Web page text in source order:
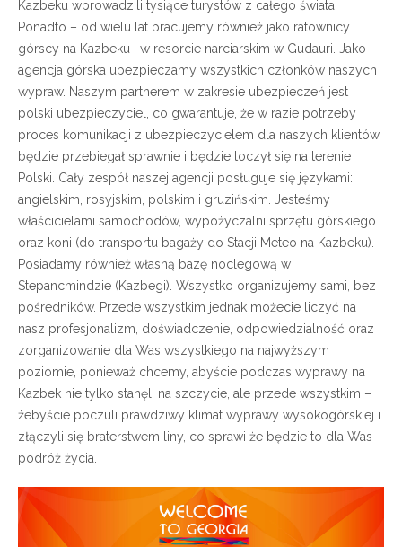
Kazbeku wprowadzili tysiące turystów z całego świata.
Ponadto – od wielu lat pracujemy również jako ratownicy
górscy na Kazbeku i w resorcie narciarskim w Gudauri. Jako
agencja górska ubezpieczamy wszystkich członków naszych
wypraw. Naszym partnerem w zakresie ubezpieczeń jest
polski ubezpieczyciel, co gwarantuje, że w razie potrzeby
proces komunikacji z ubezpieczycielem dla naszych klientów
będzie przebiegał sprawnie i będzie toczył się na terenie
Polski. Cały zespół naszej agencji posługuje się językami:
angielskim, rosyjskim, polskim i gruzińskim. Jesteśmy
właścicielami samochodów, wypożyczalni sprzętu górskiego
oraz koni (do transportu bagaży do Stacji Meteo na Kazbeku).
Posiadamy również własną bazę noclegową w
Stepancmindzie (Kazbegi). Wszystko organizujemy sami, bez
pośredników. Przede wszystkim jednak możecie liczyć na
nasz profesjonalizm, doświadczenie, odpowiedzialność oraz
zorganizowanie dla Was wszystkiego na najwyższym
poziomie, ponieważ chcemy, abyście podczas wyprawy na
Kazbek nie tylko stanęli na szczycie, ale przede wszystkim –
żebyście poczuli prawdziwy klimat wyprawy wysokogórskiej i
złączyli się braterstwem liny, co sprawi że będzie to dla Was
podróż życia.